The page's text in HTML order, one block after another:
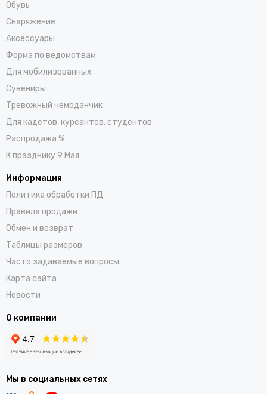
Обувь
Снаряжение
Аксессуары
Форма по ведомствам
Для мобилизованных
Сувениры
Тревожный чемоданчик
Для кадетов, курсантов, студентов
Распродажа %
К празднику 9 Мая
Информация
Политика обработки ПД
Правила продажи
Обмен и возврат
Таблицы размеров
Часто задаваемые вопросы
Карта сайта
Новости
О компании
Мы в социальных сетях